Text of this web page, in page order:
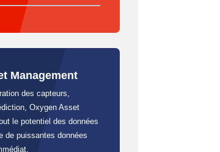
Management
des capteurs,
Oxygen Asset
le potentiel des données
de puissantes données